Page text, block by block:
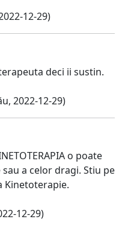
12-29)
deci ii sustin.
2022-12-29)
o poate
a celor dragi. Stiu pe
Kinetoterapie.
12-29)